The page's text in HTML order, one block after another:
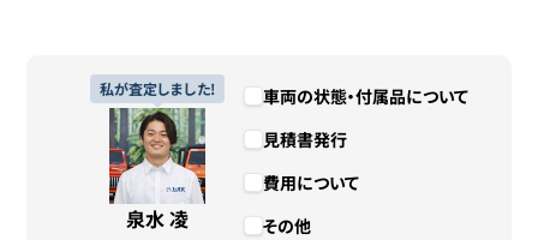
私が査定しました!
泉水 凌
車両の状態・付属品について
見積書発行
費用について
その他